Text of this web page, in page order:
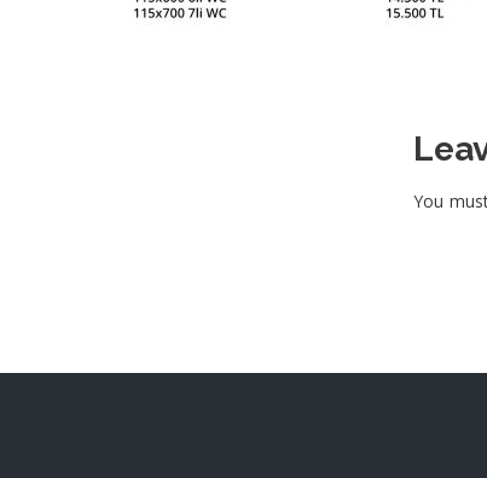
You